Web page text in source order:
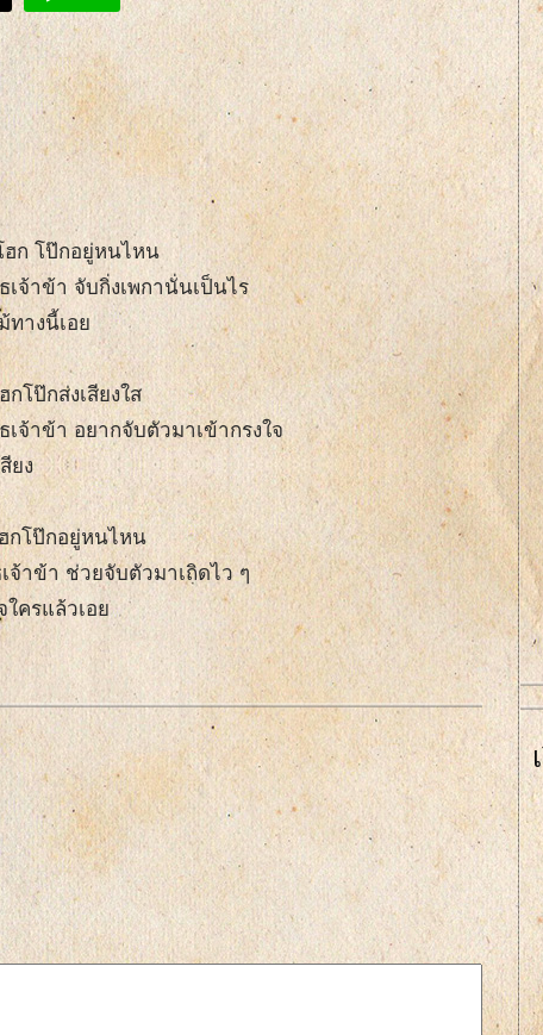
ฮก โป๊กอยู่หนไหน
าข้า จับกิ่งเพกานั่นเป็นไร
ทางนี้เอย
โป๊กส่งเสียงใส
าข้า อยากจับตัวมาเข้ากรงใจ
ยง
โป๊กอยู่หนไหน
าข้า ช่วยจับตัวมาเถิดไว ๆ
ครแล้วเอย